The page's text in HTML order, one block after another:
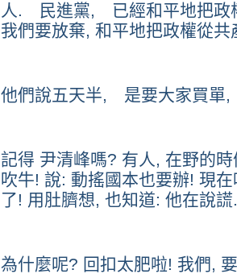
人. 民進黨, 已經和平地把政
我們要放棄, 和平地把政權從
他們說五天半, 是要大家買單
記得 尹清峰嗎? 有人, 在野的
吹牛! 說: 動搖國本也要辦! 現
了! 用肚臍想, 也知道: 他在說謊.
為什麼呢? 回扣太肥啦! 我們,